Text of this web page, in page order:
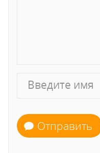
Отправить